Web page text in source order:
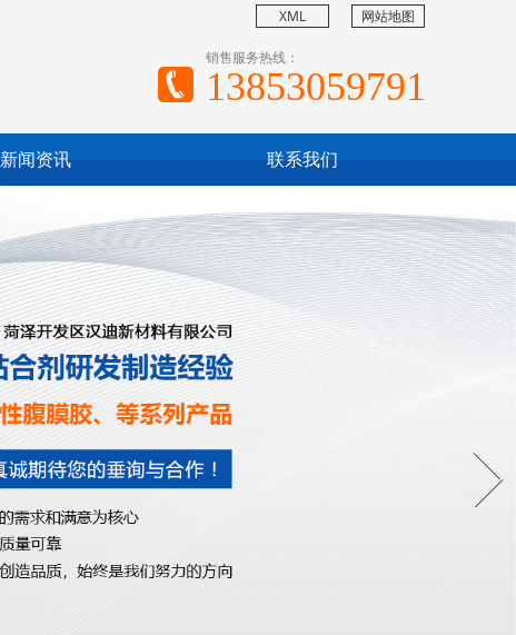
网站地图
XML
销售服务热线：
13853059791
新闻资讯 联系我们